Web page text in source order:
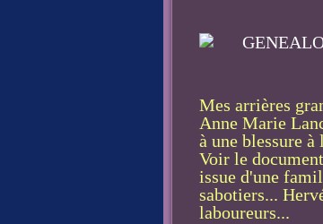
Mes arrières
Anne Marie
à une blessure
Voir le
issue d'une
sabotiers...
laboureurs...